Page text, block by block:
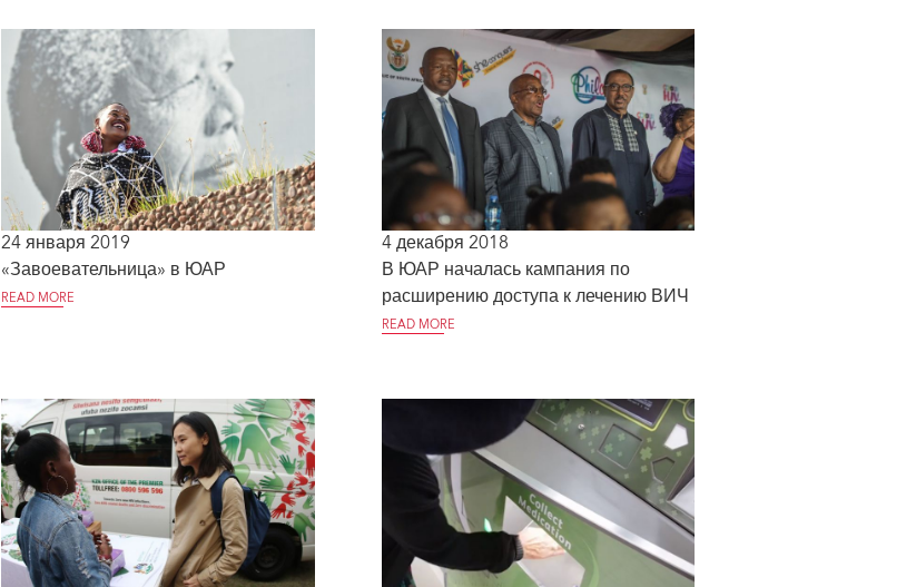
24 января 2019
«Завоевательница» в ЮАР
READ MORE
4 декабря 2018
В ЮАР началась кампания по
расширению доступа к лечению ВИЧ
READ MORE